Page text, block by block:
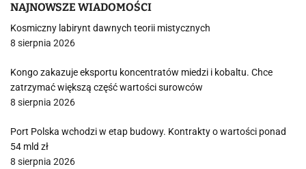
NAJNOWSZE WIADOMOŚCI
Kosmiczny labirynt dawnych teorii mistycznych
8 sierpnia 2026
Kongo zakazuje eksportu koncentratów miedzi i kobaltu. Chce
zatrzymać większą część wartości surowców
8 sierpnia 2026
Port Polska wchodzi w etap budowy. Kontrakty o wartości ponad
54 mld zł
8 sierpnia 2026